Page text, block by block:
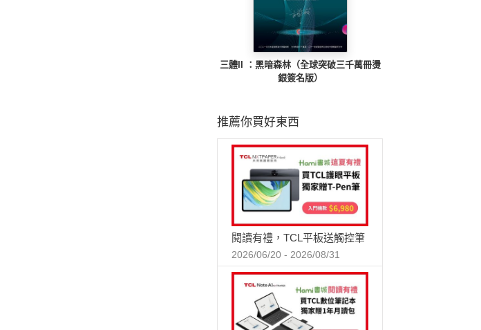
三體II ：黑暗森林（全球突破三千萬冊燙
銀簽名版）
推薦你買好東西
閱讀有禮，TCL平板送觸控筆
2026/06/20 - 2026/08/31